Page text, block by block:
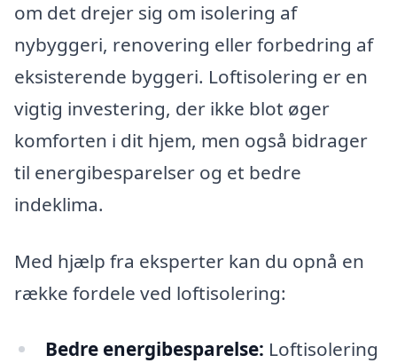
om det drejer sig om isolering af
nybyggeri, renovering eller forbedring af
eksisterende byggeri. Loftisolering er en
vigtig investering, der ikke blot øger
komforten i dit hjem, men også bidrager
til energibesparelser og et bedre
indeklima.
Med hjælp fra eksperter kan du opnå en
række fordele ved loftisolering:
Bedre energibesparelse: Loftisolering